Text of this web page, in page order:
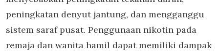
peningkatan denyut jantung, dan mengganggu
sistem saraf pusat. Penggunaan nikotin pada
remaja dan wanita hamil dapat memiliki dampak